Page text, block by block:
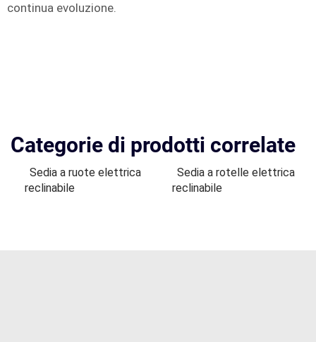
continua evoluzione.
Categorie di prodotti correlate
Sedia a ruote elettrica
reclinabile
Sedia a rotelle elettrica
reclinabile